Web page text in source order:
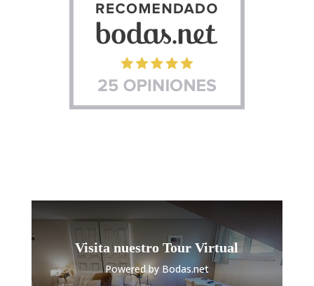
Visita nuestro Tour Virtual
Powered by Bodas.net